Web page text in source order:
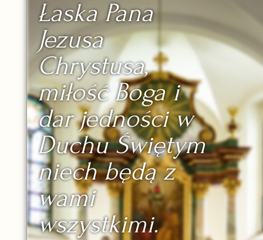
Łaska Pana
Jezusa
Chrystusa,
miłość Boga i
dar jedności w
Duchu Świętym
niech będą z
wami
wszystkimi.